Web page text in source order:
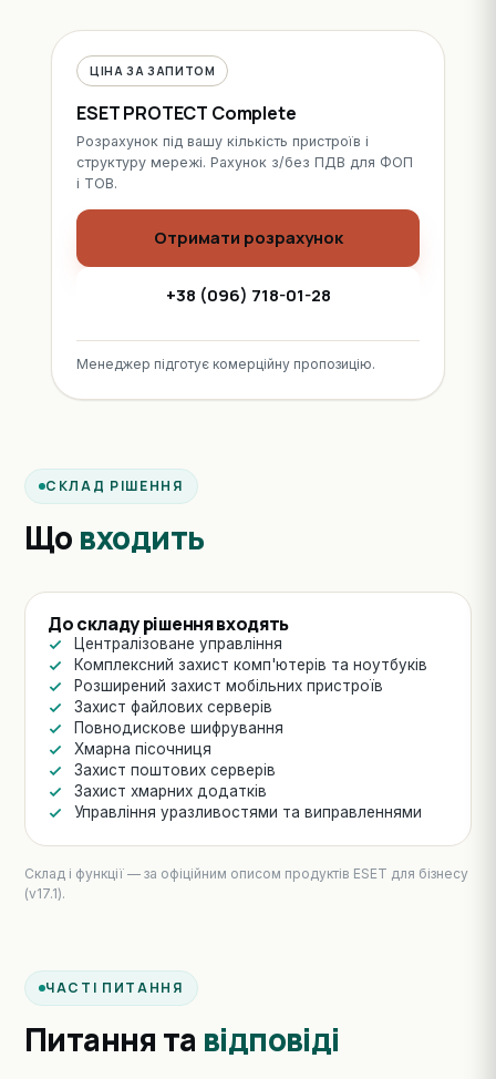
ЦІНА ЗА ЗАПИТОМ
ESET PROTECT Complete
Розрахунок під вашу кількість пристроїв і
структуру мережі. Рахунок з/без ПДВ для ФОП
і ТОВ.
Отримати розрахунок
+38 (096) 718-01-28
Менеджер підготує комерційну пропозицію.
СКЛАД РІШЕННЯ
Що входить
До складу рішення входять
Централізоване управління
Комплексний захист комп'ютерів та ноутбуків
Розширений захист мобільних пристроїв
Захист файлових серверів
Повнодискове шифрування
Хмарна пісочниця
Захист поштових серверів
Захист хмарних додатків
Управління уразливостями та виправленнями
Склад і функції — за офіційним описом продуктів ESET для бізнесу
(v17.1).
ЧАСТІ ПИТАННЯ
Питання та відповіді